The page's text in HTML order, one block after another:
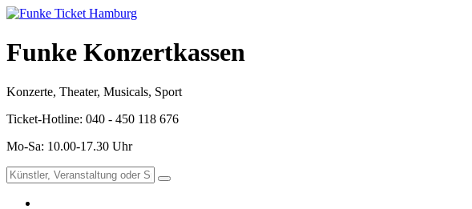
Funke Konzertkassen
Konzerte, Theater, Musicals, Sport
Ticket-Hotline: 040 - 450 118 676
Mo-Sa: 10.00-17.30 Uhr